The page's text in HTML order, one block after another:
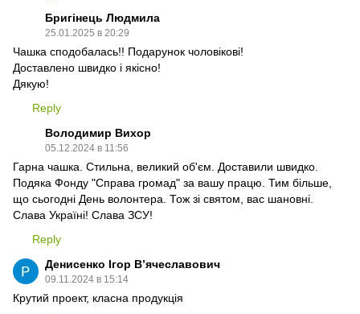
Бригінець Людмила
25.01.2025 в 20:29
Чашка сподобалась!! Подарунок чоловікові!
Доставлено швидко і якісно!
Дякую!
Reply
Володимир Вихор
05.12.2024 в 11:56
Гарна чашка. Стильна, великий об'єм. Доставили швидко.
Подяка Фонду "Справа громад" за вашу працю. Тим більше,
що сьогодні День волонтера. Тож зі святом, вас шановні.
Слава Україні! Слава ЗСУ!
Reply
Денисенко Ігор Вʼячеславович
09.11.2024 в 15:14
Крутий проект, класна продукція